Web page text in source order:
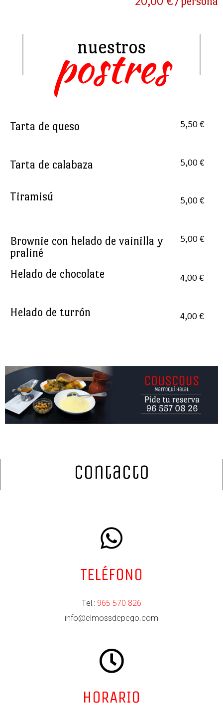
nuestros
postres
Tarta de queso 5,50 €
Tarta de calabaza 5,00 €
Tiramisú 5,00 €
Brownie con helado de vainilla y
praliné
5,00 €
Helado de chocolate 4,00 €
Helado de turrón 4,00 €
contacto
TELÉFONO
Tel.: 965 570 826
info@elmossdepego.com
HORARIO